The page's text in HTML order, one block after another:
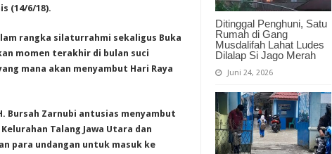
Ditinggal Penghuni, Satu
Rumah di Gang
Musdalifah Lahat Ludes
Dilalap Si Jago Merah
Juni 24, 2026
(14/6/18).
rangka silaturrahmi sekaligus Buka
momen terakhir di bulan suci
mana akan menyambut Hari Raya
Bursah Zarnubi antusias menyambut
Talang Jawa Utara dan
para undangan untuk masuk ke